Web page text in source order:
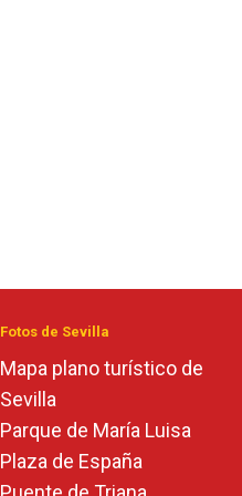
Fotos de Sevilla
Mapa plano turístico de
Sevilla
Parque de María Luisa
Plaza de España